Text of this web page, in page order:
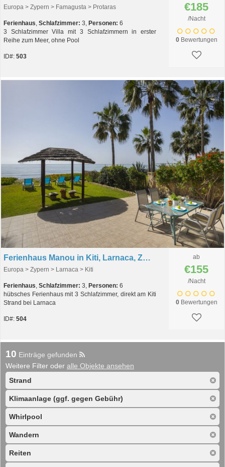
Europa > Zypern > Famagusta > Protaras
Ferienhaus, Schlafzimmer: 3, Personen: 6
3 Schlafzimmer Villa mit 3 Schlafzimmern in erster
Reihe zum Meer, ohne Pool
ID#: 503
€185
/Nacht
0Bewertungen
Ferienhaus Manou in Kiti, Larnaca, Zypern
Europa > Zypern > Larnaca > Kiti
Ferienhaus, Schlafzimmer: 3, Personen: 6
hübsches Ferienhaus mit 3 Schlafzimmer, direkt am Kiti
Strand bei Larnaca
ID#: 504
ab
€155
/Nacht
0Bewertungen
10 Einträge gefunden
Weitere Filter oder alle Objekte ansehen
Strand
Klimaanlage (ggf. gegen Gebühr)
Whirlpool
Wandern
Reiten